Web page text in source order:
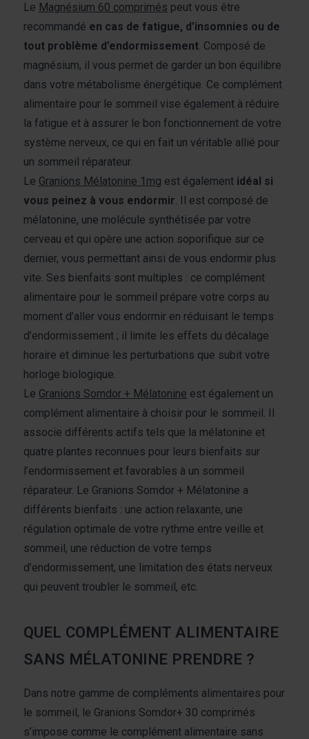
Le Magnésium 60 comprimés peut vous être
recommandé en cas de fatigue, d’insomnies ou de
tout problème d’endormissement. Composé de
magnésium, il vous permet de garder un bon équilibre
dans votre métabolisme énergétique. Ce complément
alimentaire pour le sommeil vise également à réduire
la fatigue et à assurer le bon fonctionnement de votre
système nerveux, ce qui en fait un véritable allié pour
un sommeil réparateur.
Le Granions Mélatonine 1mg est également idéal si
vous peinez à vous endormir. Il est composé de
mélatonine, une molécule synthétisée par votre
cerveau et qui opère une action soporifique sur ce
dernier, vous permettant ainsi de vous endormir plus
vite. Ses bienfaits sont multiples : ce complément
alimentaire pour le sommeil prépare votre corps au
moment d’aller vous endormir en réduisant le temps
d’endormissement ; il limite les effets du décalage
horaire et diminue les perturbations que subit votre
horloge biologique.
Le Granions Somdor + Mélatonine est également un
complément alimentaire à choisir pour le sommeil. Il
associe différents actifs tels que la mélatonine et
quatre plantes reconnues pour leurs bienfaits sur
l’endormissement et favorables à un sommeil
réparateur. Le Granions Somdor + Mélatonine a
différents bienfaits : une action relaxante, une
régulation optimale de votre rythme entre veille et
sommeil, une réduction de votre temps
d’endormissement, une limitation des états nerveux
qui peuvent troubler le sommeil, etc.
QUEL COMPLÉMENT ALIMENTAIRE
SANS MÉLATONINE PRENDRE ?
Dans notre gamme de compléments alimentaires pour
le sommeil, le Granions Somdor+ 30 comprimés
s’impose comme le complément alimentaire sans